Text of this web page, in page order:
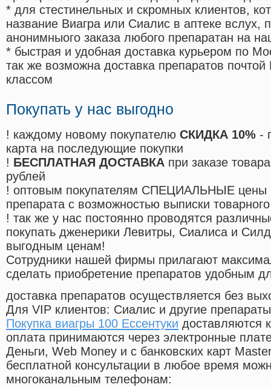
* для стестинельных и скромных клиентов,
название Виагра или Сиалис в аптеке вслух,
анонимныого заказа любого препаратан на
* быстрая и удобная доставка курьером по
так же возможна доставка препаратов
классом
Покупать у нас выгодно
! каждому новому покупателю СКИДКА 10% -
карта на последующие покупки
! БЕСПЛАТНАЯ ДОСТАВКА при заказе
рублей
! оптовым покупателям СПЕЦИАЛЬНЫЕ цены
препарата с возможностью выписки
! так же у нас постоянно проводятся
покупать дженерики Левитры, Сиалиса и
выгодным ценам!
Cотрудники нашей фирмы прилагают
сделать приобретение препаратов удобным
доставка препаратов осуществляется без
Для VIP клиентов: Сиалис и другие
Покупка виагры 100 Ессентуки доставляются
оплата принимаются через электронные
Деньги, Web Money и с банковских карт
бесплатной консультации в любое время
многоканальным телефонам: